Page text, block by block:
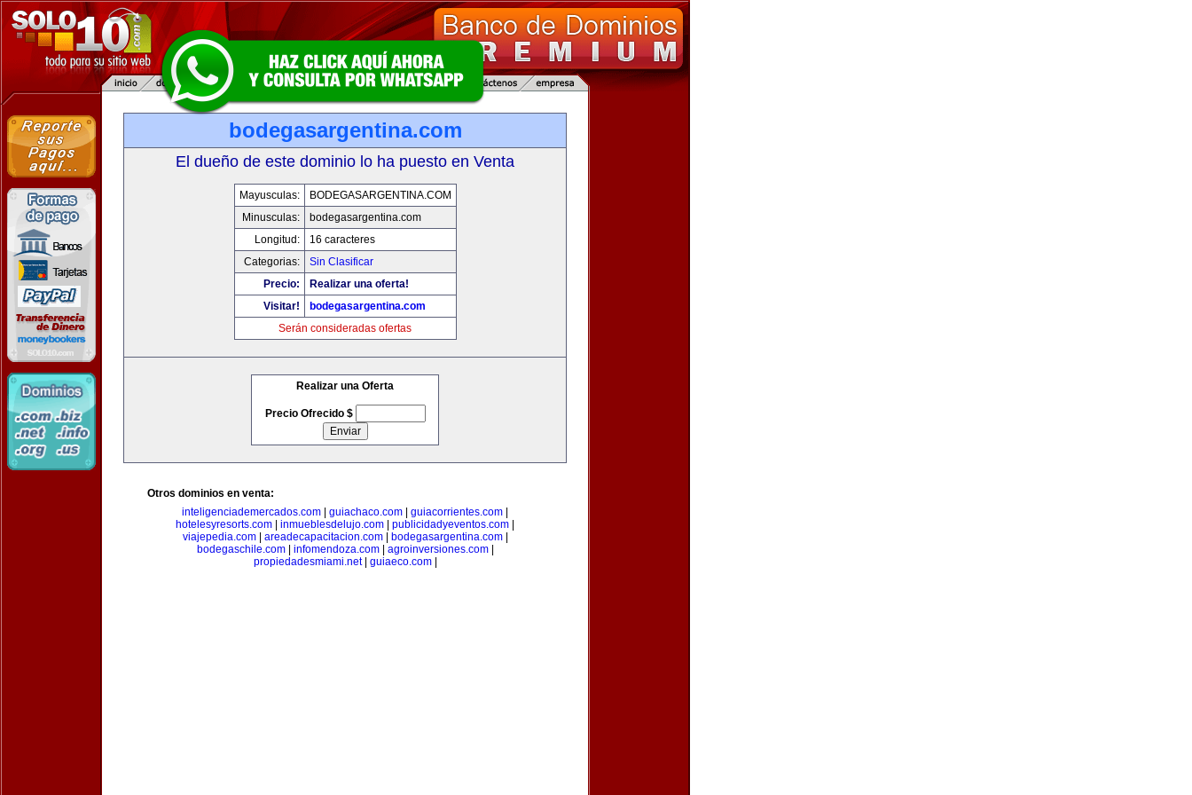
bodegasargentina.com
El dueño de este dominio lo ha puesto en Venta
Mayusculas:
BODEGASARGENTINA.COM
Minusculas:
bodegasargentina.com
Longitud:
16 caracteres
Categorias:
Sin Clasificar
Precio:
Realizar una oferta!
Visitar!
bodegasargentina.com
Serán consideradas ofertas
Realizar una Oferta
Precio Ofrecido $
Otros dominios en venta:
inteligenciademercados.com
guiachaco.com guiacorrientes.com
hotelesyresorts.com
inmueblesdelujo.com publicidadyeventos.com
viajepedia.com| areadecapacitacion.com| bodegasargentina.com|
bodegaschile.com| infomendoza.com| agroinversiones.com|
propiedadesmiami.net| guiaeco.com|